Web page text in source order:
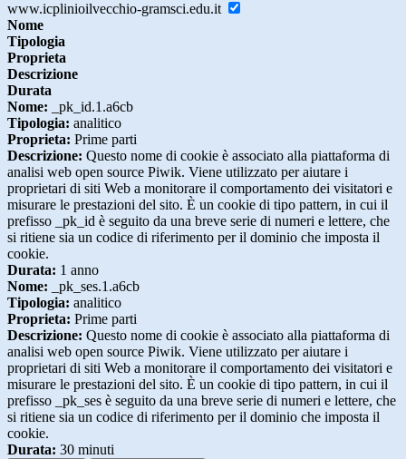
www.icplinioilvecchio-gramsci.edu.it
Nome
Tipologia
Proprieta
Descrizione
Durata
Nome: _pk_id.1.a6cb
Tipologia: analitico
Proprieta: Prime parti
Descrizione: Questo nome di cookie è associato alla piattaforma di
analisi web open source Piwik. Viene utilizzato per aiutare i
proprietari di siti Web a monitorare il comportamento dei visitatori e
misurare le prestazioni del sito. È un cookie di tipo pattern, in cui il
prefisso _pk_id è seguito da una breve serie di numeri e lettere, che
si ritiene sia un codice di riferimento per il dominio che imposta il
cookie.
Durata: 1 anno
Nome: _pk_ses.1.a6cb
Tipologia: analitico
Proprieta: Prime parti
Descrizione: Questo nome di cookie è associato alla piattaforma di
analisi web open source Piwik. Viene utilizzato per aiutare i
proprietari di siti Web a monitorare il comportamento dei visitatori e
misurare le prestazioni del sito. È un cookie di tipo pattern, in cui il
prefisso _pk_ses è seguito da una breve serie di numeri e lettere, che
si ritiene sia un codice di riferimento per il dominio che imposta il
cookie.
Durata: 30 minuti